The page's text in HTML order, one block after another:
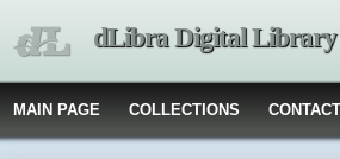
dLibra Digital Library
MAIN PAGE COLLECTIONS CONTACT